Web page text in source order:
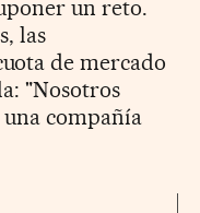
un reto.
las
de mercado
"Nosotros
compañía